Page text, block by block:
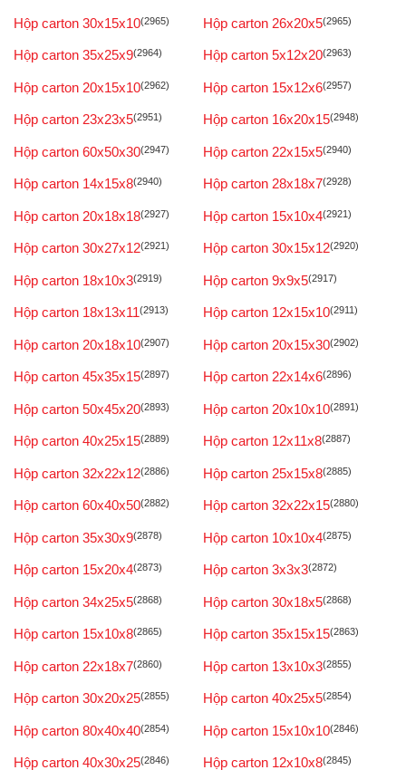
Hộp carton 30x15x10(2965) Hộp carton 26x20x5(2965)
Hộp carton 35x25x9(2964) Hộp carton 5x12x20(2963)
Hộp carton 20x15x10(2962) Hộp carton 15x12x6(2957)
Hộp carton 23x23x5(2951) Hộp carton 16x20x15(2948)
Hộp carton 60x50x30(2947) Hộp carton 22x15x5(2940)
Hộp carton 14x15x8(2940) Hộp carton 28x18x7(2928)
Hộp carton 20x18x18(2927) Hộp carton 15x10x4(2921)
Hộp carton 30x27x12(2921) Hộp carton 30x15x12(2920)
Hộp carton 18x10x3(2919) Hộp carton 9x9x5(2917)
Hộp carton 18x13x11(2913) Hộp carton 12x15x10(2911)
Hộp carton 20x18x10(2907) Hộp carton 20x15x30(2902)
Hộp carton 45x35x15(2897) Hộp carton 22x14x6(2896)
Hộp carton 50x45x20(2893) Hộp carton 20x10x10(2891)
Hộp carton 40x25x15(2889) Hộp carton 12x11x8(2887)
Hộp carton 32x22x12(2886) Hộp carton 25x15x8(2885)
Hộp carton 60x40x50(2882) Hộp carton 32x22x15(2880)
Hộp carton 35x30x9(2878) Hộp carton 10x10x4(2875)
Hộp carton 15x20x4(2873) Hộp carton 3x3x3(2872)
Hộp carton 34x25x5(2868) Hộp carton 30x18x5(2868)
Hộp carton 15x10x8(2865) Hộp carton 35x15x15(2863)
Hộp carton 22x18x7(2860) Hộp carton 13x10x3(2855)
Hộp carton 30x20x25(2855) Hộp carton 40x25x5(2854)
Hộp carton 80x40x40(2854) Hộp carton 15x10x10(2846)
Hộp carton 40x30x25(2846) Hộp carton 12x10x8(2845)